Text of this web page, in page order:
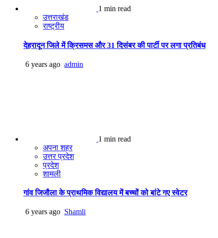
1 min read
उत्तराखंड
राष्ट्रीय
देहरादून जिले में क्रिसमस और 31 दिसंबर की पार्टी पर लगा प्रतिबंध
6 years ago admin
1 min read
अपना शहर
उत्तर प्रदेश
प्रदेश
शामली
गांव जिजौला के प्राथमिक विद्यालय में बच्चों को बांटे गए स्वेटर
6 years ago Shamli